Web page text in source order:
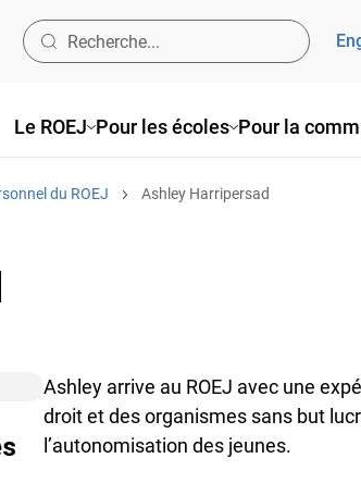
Le ROEJ Pour les écoles Pour la
du ROEJ Ashley Harripersad
Ashley arrive au ROEJ avec une
droit et des organismes sans but
l’autonomisation des jeunes.